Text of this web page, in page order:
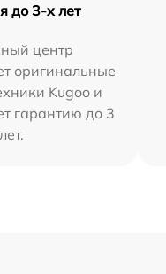
до 3-х лет
центр
оригинальные
Kugoo и
гарантию до 3
лет.